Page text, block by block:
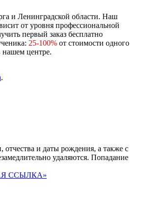
и Ленинградской области. Наш
от уровня профессиональной
первый заказ бесплатно
25-100% от стоимости одного
нашем центре.
.
и даты рождения, а также с
удаляются. Попадание
ССЫЛКА»